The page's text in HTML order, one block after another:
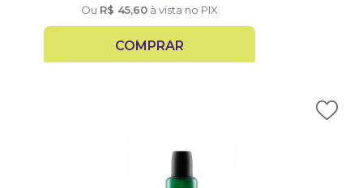
Ou R$ 45,60 à vista no PIX
COMPRAR